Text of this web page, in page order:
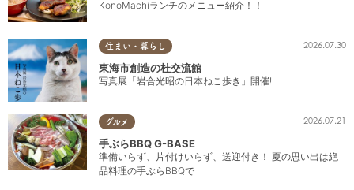
KonoMachiランチのメニュー紹介！！
住まい・暮らし 2026.07.30
東海市創造の杜交流館
写真展「岩合光昭の日本ねこ歩き」開催!
グルメ 2026.07.21
手ぶらBBQ G-BASE
準備いらず、片付けいらず、送迎付き！ 夏の思い出は絶
品料理の手ぶらBBQで